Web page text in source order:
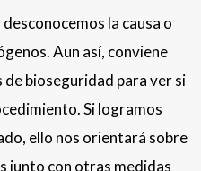
la causa o
Aun así, conviene
bioseguridad para ver si
Si logramos
ello nos orientará sobre
junto con otras medidas